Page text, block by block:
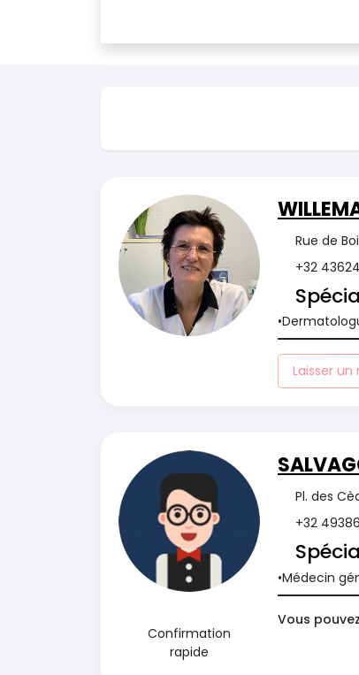
Rue de
+32
Laisser un
Confirmation
rapide
Pl. des
+32
Médecin
Vous